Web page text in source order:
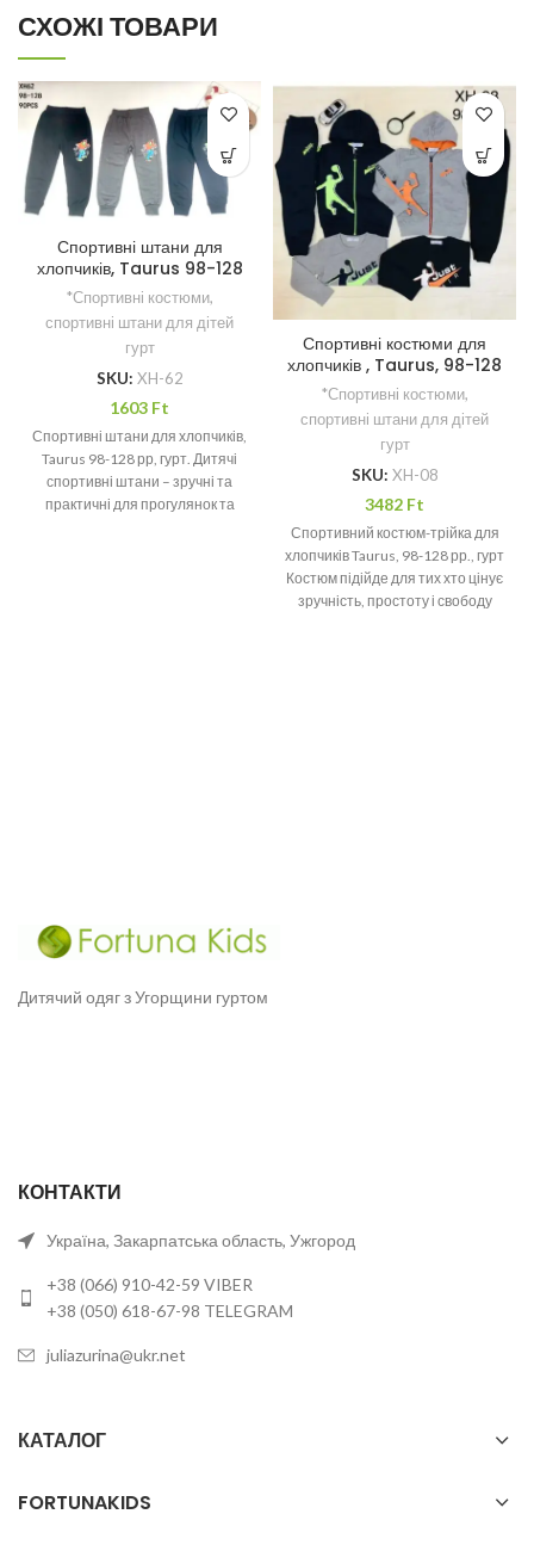
СХОЖІ ТОВАРИ
Спортивні штани для
хлопчиків, Taurus 98-128
рр
*Спортивні костюми,
спортивні штани для дітей
гурт
SKU: XH-62
1603 Ft
Спортивні штани для хлопчиків,
Taurus 98-128 рр, гурт. Дитячі
спортивні штани – зручні та
практичні для прогулянок та
Спортивні костюми для
хлопчиків , Taurus, 98-128
рр.
*Спортивні костюми,
спортивні штани для дітей
гурт
SKU: XH-08
3482 Ft
Спортивний костюм-трійка для
хлопчиків Taurus, 98-128 рр., гурт
Костюм підійде для тих хто цінує
зручність, простоту і свободу
Дитячий одяг з Угорщини гуртом
КОНТАКТИ
Україна, Закарпатська область, Ужгород
+38 (066) 910-42-59 VIBER
+38 (050) 618-67-98 TELEGRAM
juliazurina@ukr.net
КАТАЛОГ
FORTUNAKIDS